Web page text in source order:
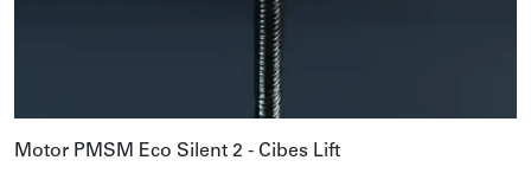
Motor PMSM Eco Silent 2 - Cibes Lift